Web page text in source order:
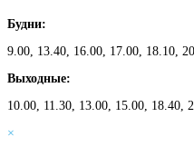
Будни:
9.00, 13.40, 16.00, 17.00, 18.10,
Выходные:
10.00, 11.30, 13.00, 15.00, 18.40,
×